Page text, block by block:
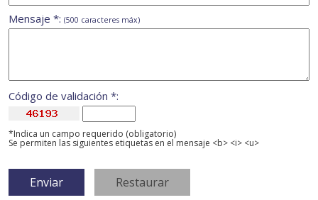
Mensaje *: (500 caracteres máx)
Código de validación *:
*Indica un campo requerido (obligatorio)
Se permiten las siguientes etiquetas en el mensaje <b> <i> <u>